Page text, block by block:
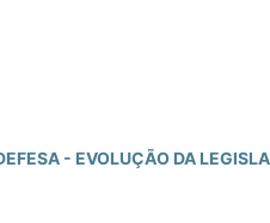
- EVOLUÇÃO DA